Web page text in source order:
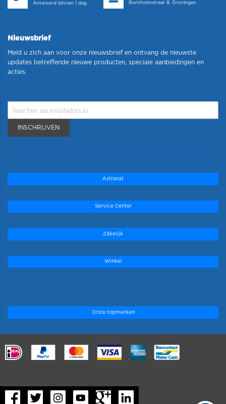
Antwoord binnen 1 dag
Bornholmstraat 8, Groningen
Nieuwsbrief
Meld u zich aan voor onze nieuwsbrief en ontvang de nieuwste
updates betreffende nieuwe producten, speciale aanbiedingen en
acties.
INSCHRIJVEN
Astrasat
Service Center
Zakelijk
Winkel
Onze topmerken
.